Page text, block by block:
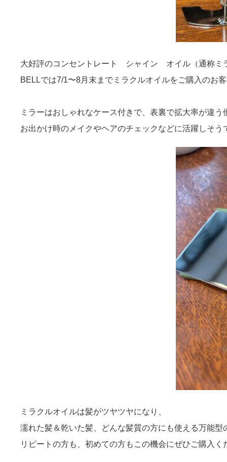
大好評のコンセントレート シャイン オイル（通称ミ
BELLでは7/1〜8月末までミラクルオイルをご購入の
ミラーはおしゃれなケース付きで、表裏で拡大率が違う
お出かけ時のメイクやヘアのチェックなどに活躍しそう
ミラクルオイルは髪がツヤツヤになり、
濡れた髪＆乾いた髪、どんな髪質の方にも使える万能型
リピートの方も、初めての方もこの機会にぜひご購入